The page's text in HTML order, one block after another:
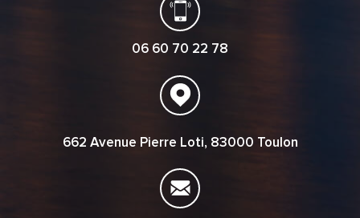
06 60 70 22 78
662 Avenue Pierre Loti, 83000 Toulon